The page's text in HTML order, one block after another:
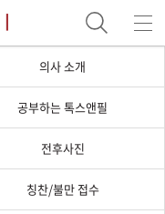
의사 소개
공부하는 톡스앤필
전후사진
칭찬/불만 접수